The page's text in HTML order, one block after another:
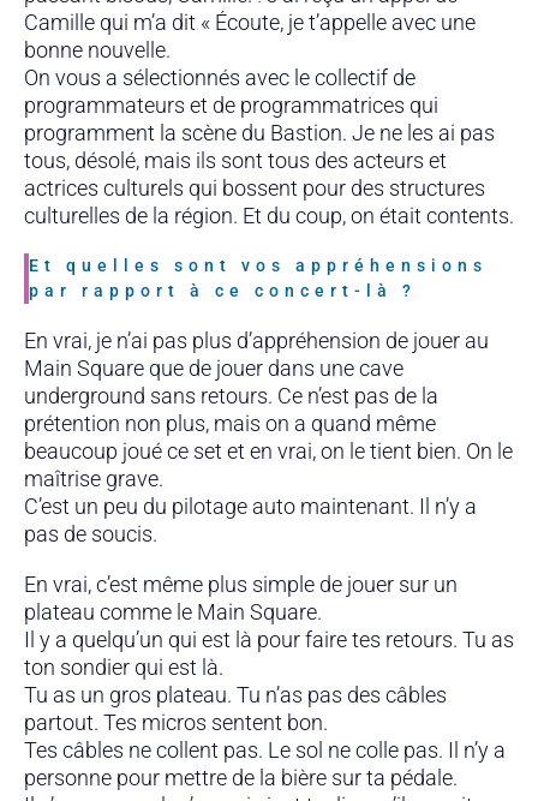
Camille qui m’a dit « Écoute, je t’appelle avec une
bonne nouvelle.
On vous a sélectionnés avec le collectif de
programmateurs et de programmatrices qui
programment la scène du Bastion. Je ne les ai pas
tous, désolé, mais ils sont tous des acteurs et
actrices culturels qui bossent pour des structures
culturelles de la région. Et du coup, on était contents.
Et quelles sont vos appréhensions
par rapport à ce concert-là ?
En vrai, je n’ai pas plus d’appréhension de jouer au
Main Square que de jouer dans une cave
underground sans retours. Ce n’est pas de la
prétention non plus, mais on a quand même
beaucoup joué ce set et en vrai, on le tient bien. On le
maîtrise grave.
C’est un peu du pilotage auto maintenant. Il n’y a
pas de soucis.
En vrai, c’est même plus simple de jouer sur un
plateau comme le Main Square.
Il y a quelqu’un qui est là pour faire tes retours. Tu as
ton sondier qui est là.
Tu as un gros plateau. Tu n’as pas des câbles
partout. Tes micros sentent bon.
Tes câbles ne collent pas. Le sol ne colle pas. Il n’y a
personne pour mettre de la bière sur ta pédale.